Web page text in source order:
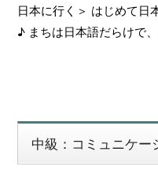
日本に行く＞ はじめて日
♪ まちは日本語だらけで
中級：コミュニケー